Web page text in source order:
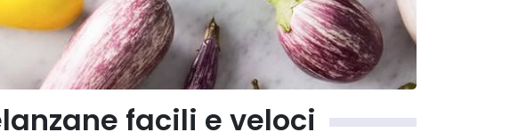
facili e veloci